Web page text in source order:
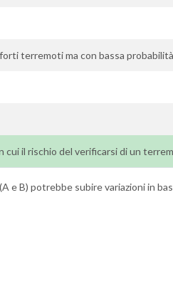
terremoti ma con bassa probabilità
cui il rischio del verificarsi di un
e B) potrebbe subire variazioni in